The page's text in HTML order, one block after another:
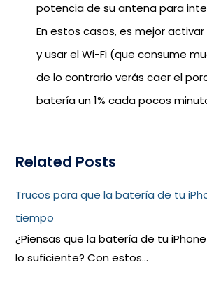
potencia de su antena para
En estos casos, es mejor activar
y usar el Wi-Fi (que consume
de lo contrario verás caer el
batería un 1% cada pocos
Related Posts
Trucos para que la batería de tu
tiempo
¿Piensas que la batería de tu
lo suficiente? Con estos…